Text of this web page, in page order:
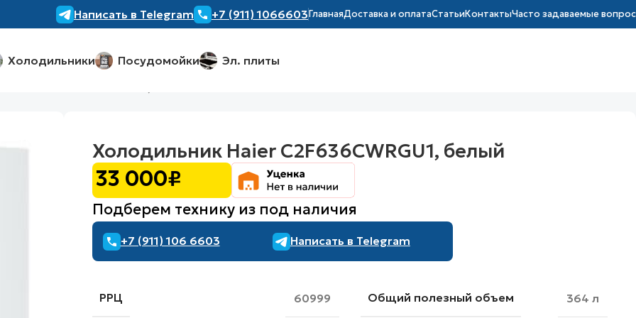
Написать в Telegram +7 (911) 1066603ГлавнаяДоставка и оплатаСтатьиКонтактыЧасто задаваемые
Холодильники Посудомойки
Эл. плиты
Холодильник Haier C2F636CWRGU1, белый
33 000₽
Подберем технику из под наличия
+7 (911) 106 6603 Написать в Telegram
РРЦ 60999 Общий полезный объем 364 л